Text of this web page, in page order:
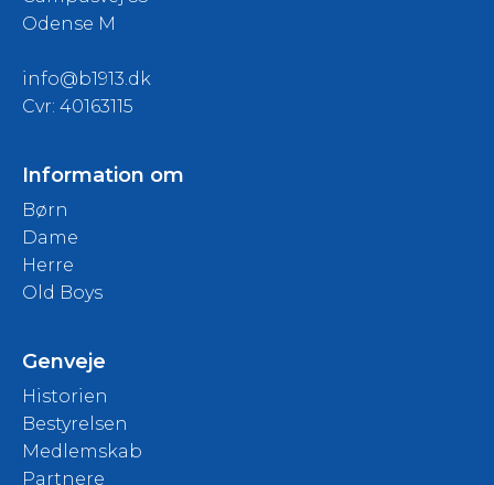
Odense M
info@b1913.dk
Cvr: 40163115
Information om
Børn
Dame
Herre
Old Boys
Genveje
Historien
Bestyrelsen
Medlemskab
Partnere